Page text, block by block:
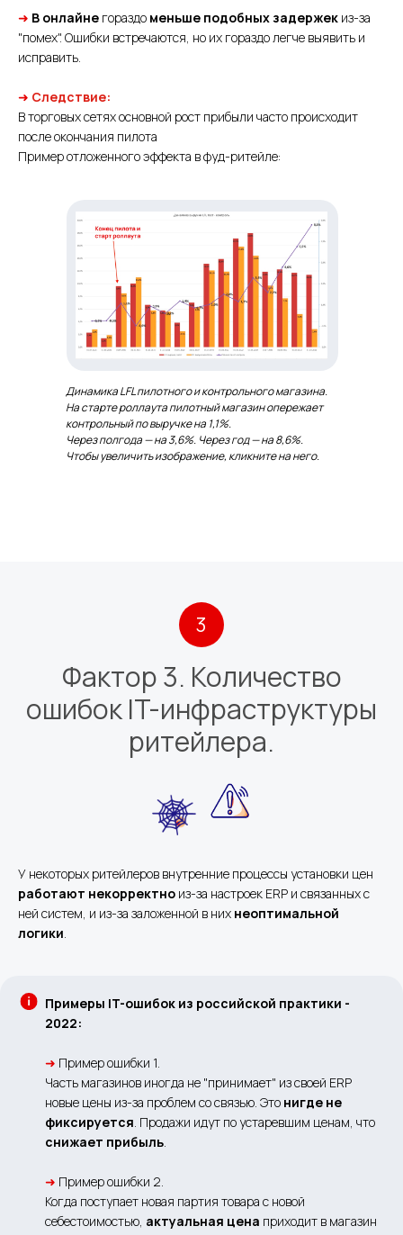
➜ В онлайне гораздо меньше подобных задержек из-за
"помех". Ошибки встречаются, но их гораздо легче выявить и
исправить.
➜ Следствие:
В торговых сетях основной рост прибыли часто происходит
после окончания пилота
Пример отложенного эффекта в фуд-ритейле:
Динамика LFL пилотного и контрольного магазина.
На старте роллаута пилотный магазин опережает
контрольный по выручке на 1,1%.
Через полгода — на 3,6%. Через год — на 8,6%.
Чтобы увеличитьизображение, кликните на него.
3
Фактор 3. Количество
ошибок IT-инфраструктуры
ритейлера.
У некоторых ритейлеров внутренние процессы установки цен
работают некорректно из-за настроек ERP и связанных с
ней систем, и из-за заложенной в них неоптимальной
логики.
Примеры IT-ошибок из российской практики -
2022:
➜ Пример ошибки 1.
Часть магазинов иногда не "принимает" из своей ERP
новые цены из-за проблем со связью. Это нигде не
фиксируется. Продажи идут по устаревшим ценам, что
снижает прибыль.
➜ Пример ошибки 2.
Когда поступает новая партия товара с новой
себестоимостью, актуальная цена приходит в магазин